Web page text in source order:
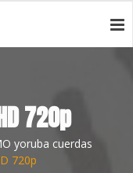
720p
yoruba cuerdas
720p